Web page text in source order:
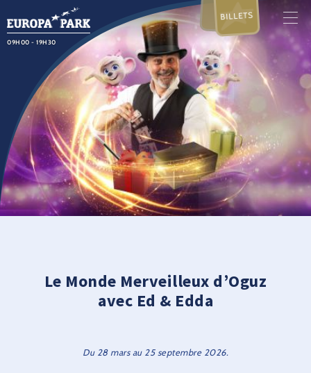
09H00 - 19H30
BILLETS
Le Monde Merveilleux d’Oguz
avec Ed & Edda
Du 28 mars au 25 septembre 2026.